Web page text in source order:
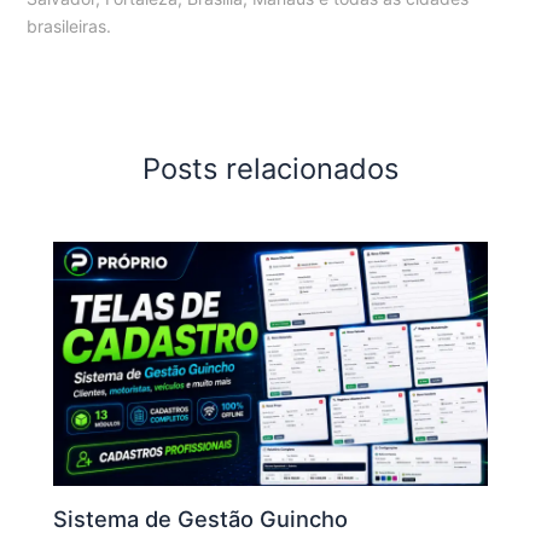
brasileiras.
Posts relacionados
Sistema de Gestão Guincho